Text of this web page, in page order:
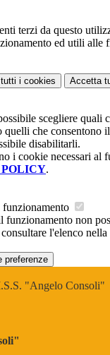
terzi da questo
ed utili alle
i cookies Accetta
scegliere quali
quelli che consentono
disabilitarli.
i cookie necessari al
.
funzionamento
funzionamento non
l'elenco
preferenze
"Angelo Consoli"